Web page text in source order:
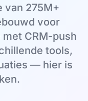
van 275M+
voor
CRM-push
tools,
— hier is